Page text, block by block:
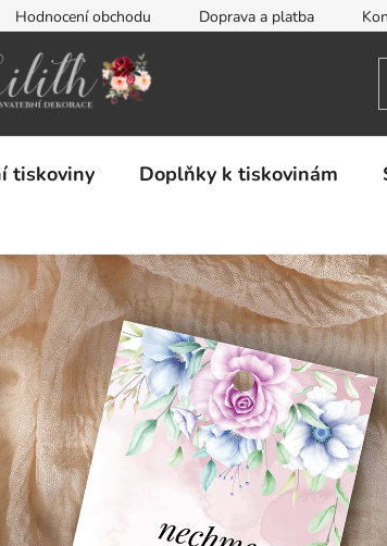
Hodnocení obchodu Doprava a platba
tiskoviny Doplňky k tiskovinám